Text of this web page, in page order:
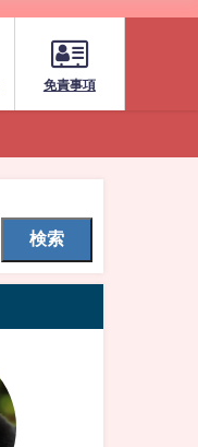
免責事項
検索